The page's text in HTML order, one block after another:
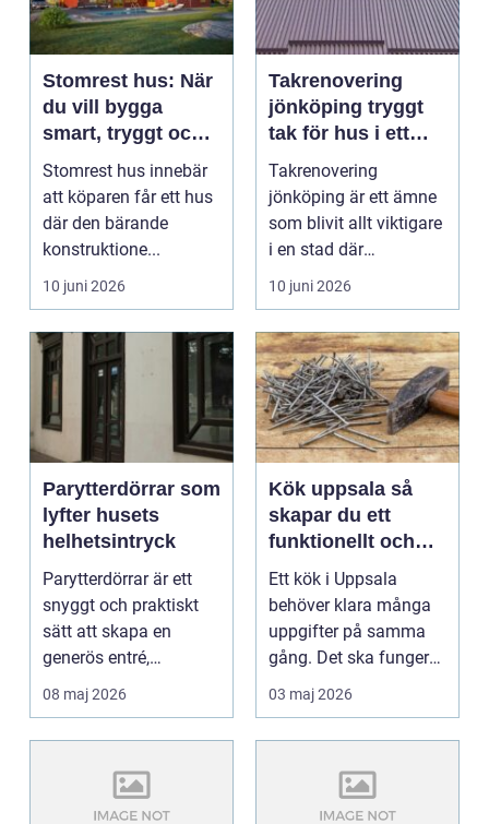
Stomrest hus: När
du vill bygga
smart, tryggt och
flexibelt
Stomrest hus innebär
att köparen får ett hus
där den bärande
konstruktione...
10 juni 2026
Takrenovering
jönköping tryggt
tak för hus i ett
utsatt klimat
Takrenovering
jönköping är ett ämne
som blivit allt viktigare
i en stad där
väderväxlingar,
kraftiga...
10 juni 2026
Parytterdörrar som
lyfter husets
helhetsintryck
Parytterdörrar är ett
snyggt och praktiskt
sätt att skapa en
generös entré,
samtidigt som huset
08 maj 2026
Kök uppsala så
skapar du ett
funktionellt och
personligt kök
Ett kök i Uppsala
behöver klara många
uppgifter på samma
gång. Det ska fungera
i vardagen, hålla för...
03 maj 2026